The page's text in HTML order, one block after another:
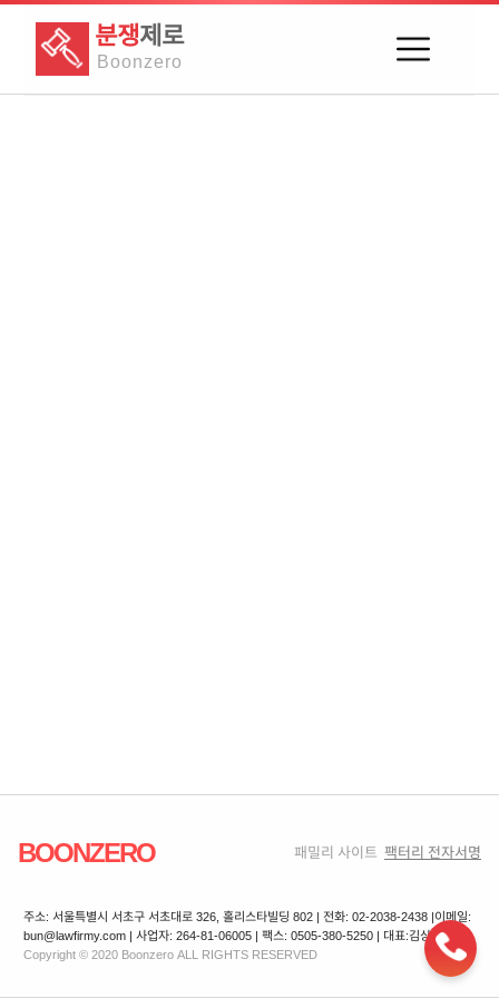
분쟁제로
Boonzero
BOONZERO 패밀리 사이트 팩터리 전자서명
주소: 서울특별시 서초구 서초대로 326, 홀리스타빌딩 802 | 전화: 02-2038-2438 |이메일:
bun@lawfirmy.com | 사업자: 264-81-06005 | 팩스: 0505-380-5250 | 대표:김상겸
Copyright © 2020 Boonzero ALL RIGHTS RESERVED